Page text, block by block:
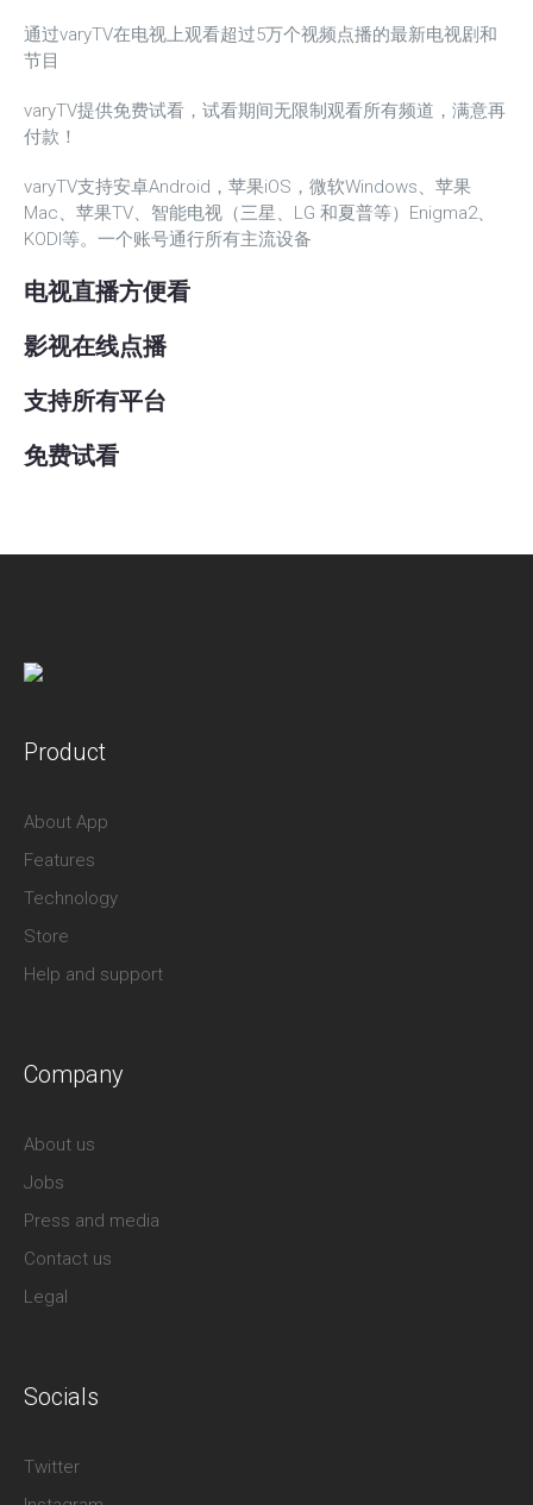
通过varyTV在电视上观看超过5万个视频点播的最新电视剧和
节目
varyTV提供免费试看，试看期间无限制观看所有频道，满意再
付款！
varyTV支持安卓Android，苹果iOS，微软Windows、苹果
Mac、苹果TV、智能电视（三星、LG 和夏普等）Enigma2、
KODI等。一个账号通行所有主流设备
电视直播方便看
影视在线点播
支持所有平台
免费试看
Product
About App
Features
Technology
Store
Help and support
Company
About us
Jobs
Press and media
Contact us
Legal
Socials
Twitter